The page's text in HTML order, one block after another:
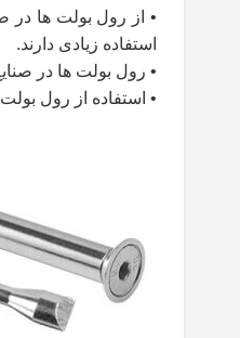
• از رول بولت ها
استفاده زیادی دارند.
• رول بولت ها در
• استفاده از رول